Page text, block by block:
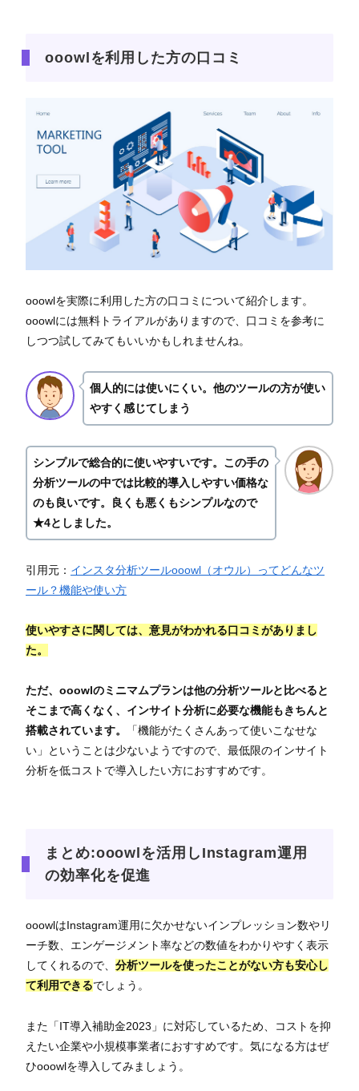
ooowlを利用した方の口コミ
ooowlを実際に利用した方の口コミについて紹介します。
ooowlには無料トライアルがありますので、口コミを参考に
しつつ試してみてもいいかもしれませんね。
個人的には使いにくい。他のツールの方が使い
やすく感じてしまう
シンプルで総合的に使いやすいです。この手の
分析ツールの中では比較的導入しやすい価格な
のも良いです。良くも悪くもシンプルなので
★4としました。
引用元： インスタ分析ツールooowl（オウル）ってどんなツ
ール？機能や使い方
使いやすさに関しては、意見がわかれる口コミがありまし
た。
ただ、ooowlのミニマムプランは他の分析ツールと比べると
そこまで高くなく、インサイト分析に必要な機能もきちんと
搭載されています。
「機能がたくさんあって使いこなせな
い」ということは少ないようですので、最低限のインサイト
分析を低コストで導入したい方におすすめです。
まとめ:ooowlを活用しInstagram運用
の効率化を促進
ooowlはInstagram運用に欠かせないインプレッション数やリ
ーチ数、エンゲージメント率などの数値をわかりやすく表示
してくれるので、 分析ツールを使ったことがない方も安心し
て利用できるでしょう。
また「IT導入補助金2023」に対応しているため、コストを抑
えたい企業や小規模事業者におすすめです。気になる方はぜ
ひooowlを導入してみましょう。